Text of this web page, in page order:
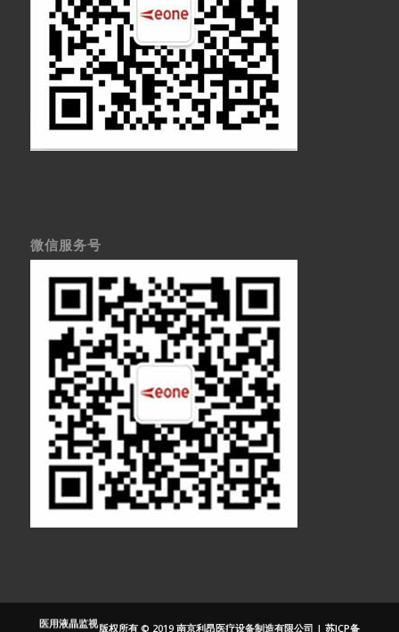
微信服务号
医疗显示器
医用监视器
医用液晶监视
版权所有 © 2019 南京利昂医疗设备制造有限公司 | 苏ICP备